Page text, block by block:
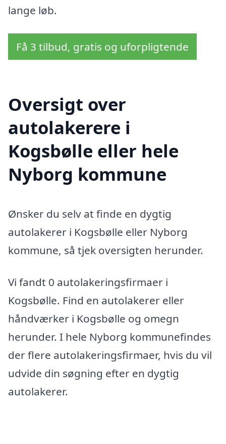
lange løb.
Få 3 tilbud, gratis og uforpligtende
Oversigt over
autolakerere i
Kogsbølle eller hele
Nyborg kommune
Ønsker du selv at finde en dygtig
autolakerer i Kogsbølle eller Nyborg
kommune, så tjek oversigten herunder.
Vi fandt 0 autolakeringsfirmaer i
Kogsbølle. Find en autolakerer eller
håndværker i Kogsbølle og omegn
herunder. I hele Nyborg kommunefindes
der flere autolakeringsfirmaer, hvis du vil
udvide din søgning efter en dygtig
autolakerer.